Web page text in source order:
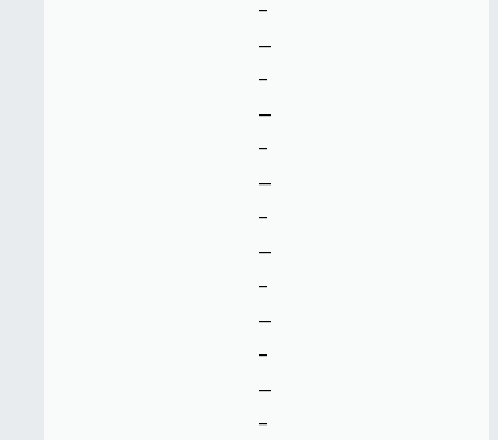
-
--
-
--
-
--
-
--
-
--
-
--
-